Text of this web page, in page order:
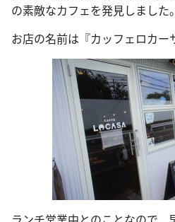
の素敵なカフェを発見しました。
お店の名前は『カッフェロカー